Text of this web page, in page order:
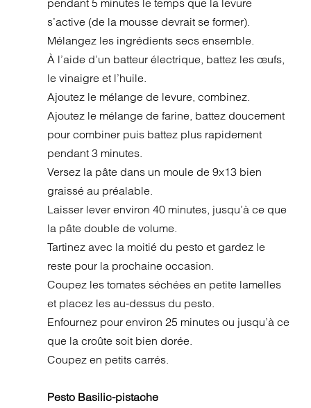
pendant 5 minutes le temps que la levure
s’active (de la mousse devrait se former).
Mélangez les ingrédients secs ensemble.
À l’aide d’un batteur électrique, battez les œufs,
le vinaigre et l’huile.
Ajoutez le mélange de levure, combinez.
Ajoutez le mélange de farine, battez doucement
pour combiner puis battez plus rapidement
pendant 3 minutes.
Versez la pâte dans un moule de 9x13 bien
graissé au préalable.
Laisser lever environ 40 minutes, jusqu’à ce que
la pâte double de volume.
Tartinez avec la moitié du pesto et gardez le
reste pour la prochaine occasion.
Coupez les tomates séchées en petite lamelles
et placez les au-dessus du pesto.
Enfournez pour environ 25 minutes ou jusqu’à ce
que la croûte soit bien dorée.
Coupez en petits carrés.
Pesto Basilic-pistache